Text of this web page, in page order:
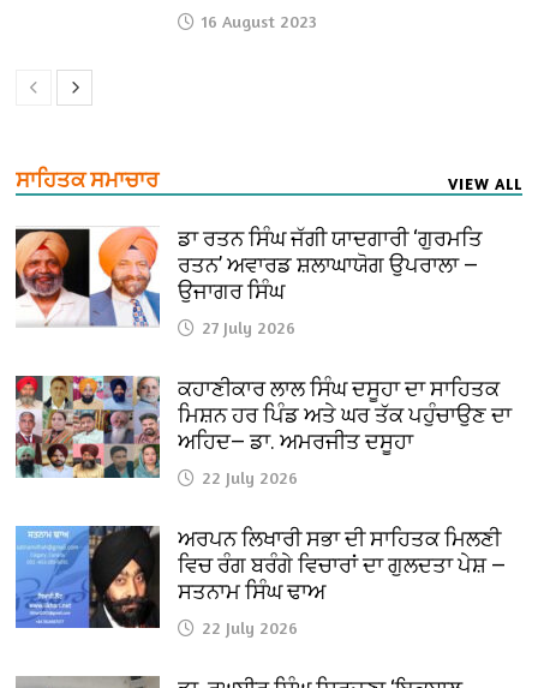
16 August 2023
ਸਾਹਿਤਕ ਸਮਾਚਾਰ VIEW ALL
ਡਾ ਰਤਨ ਸਿੰਘ ਜੱਗੀ ਯਾਦਗਾਰੀ ‘ਗੁਰਮਤਿ
ਰਤਨ’ ਅਵਾਰਡ ਸ਼ਲਾਘਾਯੋਗ ਉਪਰਾਲਾ —
ਉਜਾਗਰ ਸਿੰਘ
27 July 2026
ਕਹਾਣੀਕਾਰ ਲਾਲ ਸਿੰਘ ਦਸੂਹਾ ਦਾ ਸਾਹਿਤਕ
ਮਿਸ਼ਨ ਹਰ ਪਿੰਡ ਅਤੇ ਘਰ ਤੱਕ ਪਹੁੰਚਾਉਣ ਦਾ
ਅਹਿਦ— ਡਾ. ਅਮਰਜੀਤ ਦਸੂਹਾ
22 July 2026
ਅਰਪਨ ਲਿਖਾਰੀ ਸਭਾ ਦੀ ਸਾਹਿਤਕ ਮਿਲਣੀ
ਵਿਚ ਰੰਗ ਬਰੰਗੇ ਵਿਚਾਰਾਂ ਦਾ ਗੁਲਦਤਾ ਪੇਸ਼ —
ਸਤਨਾਮ ਸਿੰਘ ਢਾਅ
22 July 2026